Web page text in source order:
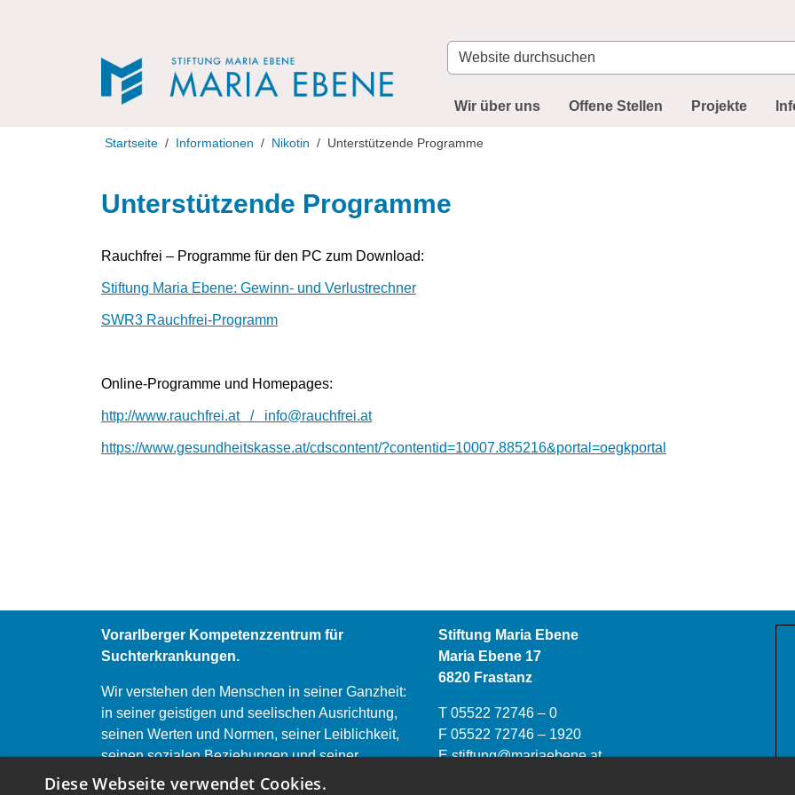
Website
durchsuchen
Wir über uns Offene Stellen Projekte
Startseite Informationen Nikotin Unterstützende Programme
Unterstützende Programme
Rauchfrei – Programme für den PC zum Download:
Stiftung Maria Ebene: Gewinn- und Verlustrechner
SWR3 Rauchfrei-Programm
Online-Programme und Homepages:
http://www.rauchfrei.at / info@rauchfrei.at
https://www.gesundheitskasse.at/cdscontent/?contentid=10007.885216&portal=oegkportal
Vorarlberger Kompetenzzentrum für
Suchterkrankungen.
Wir verstehen den Menschen in seiner Ganzheit:
in seiner geistigen und seelischen Ausrichtung,
seinen Werten und Normen, seiner Leiblichkeit,
seinen sozialen Beziehungen und seiner
Lebensgeschichte.
Stiftung Maria Ebene
Maria Ebene 17
6820 Frastanz
T 05522 72746 – 0
F 05522 72746 – 1920
Estiftung@mariaebene.at
Diese Webseite verwendet Cookies.